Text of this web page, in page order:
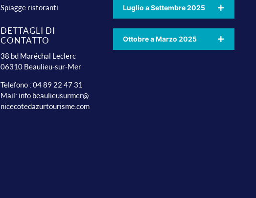
Spiagge ristoranti
DETTAGLI DI
CONTATTO
38 bd Maréchal Leclerc
06310 Beaulieu-sur-Mer
Telefono : 04 89 22 47 31
Mail: info.beaulieusurmer@
nicecotedazurtourisme.com
Luglio a Settembre 2025
Ottobre a Marzo 2025